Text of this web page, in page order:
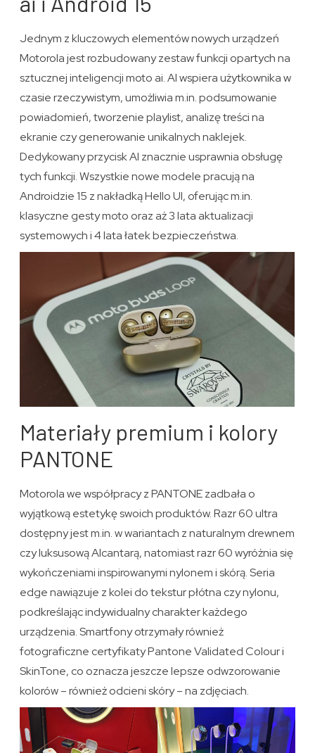
Jednym z kluczowych elementów nowych urządzeń
Motorola jest rozbudowany zestaw funkcji opartych na
sztucznej inteligencji moto ai. AI wspiera użytkownika w
czasie rzeczywistym, umożliwia m.in. podsumowanie
powiadomień, tworzenie playlist, analizę treści na
ekranie czy generowanie unikalnych naklejek.
Dedykowany przycisk AI znacznie usprawnia obsługę
tych funkcji. Wszystkie nowe modele pracują na
Androidzie 15 z nakładką Hello UI, oferując m.in.
klasyczne gesty moto oraz aż 3 lata aktualizacji
systemowych i 4 lata łatek bezpieczeństwa.
Materiały premium i kolory
PANTONE
Motorola we współpracy z PANTONE zadbała o
wyjątkową estetykę swoich produktów. Razr 60 ultra
dostępny jest m.in. w wariantach z naturalnym drewnem
czy luksusową Alcantarą, natomiast razr 60 wyróżnia się
wykończeniami inspirowanymi nylonem i skórą. Seria
edge nawiązuje z kolei do tekstur płótna czy nylonu,
podkreślając indywidualny charakter każdego
urządzenia. Smartfony otrzymały również
fotograficzne certyfikaty Pantone Validated Colour i
SkinTone, co oznacza jeszcze lepsze odwzorowanie
kolorów – również odcieni skóry – na zdjęciach.